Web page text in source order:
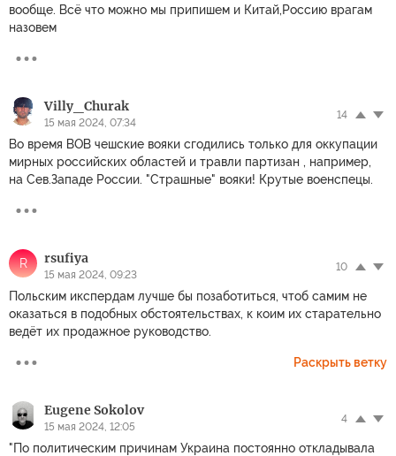
вообще. Всё что можно мы припишем и Китай,Россию врагам
назовем
Villy_Churak
15 мая 2024, 07:34
14
Во время ВОВ чешские вояки сгодились только для оккупации
мирных российских областей и травли партизан , например,
на Сев.Западе России. "Страшные" вояки! Крутые военспецы.
R rsufiya
15 мая 2024, 09:23
10
Польским икспердам лучше бы позаботиться, чтоб самим не
оказаться в подобных обстоятельствах, к коим их старательно
ведёт их продажное руководство.
Раскрыть ветку
Eugene Sokolov
15 мая 2024, 12:05
4
"По политическим причинам Украина постоянно откладывала